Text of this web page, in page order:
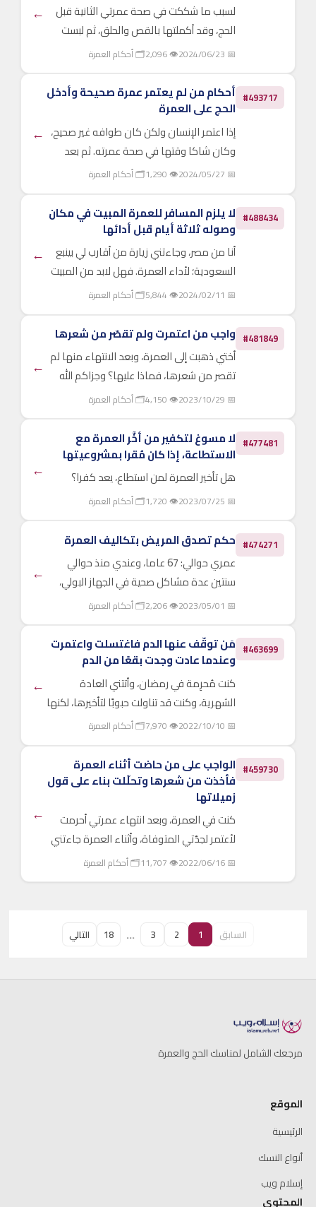
لسبب ما شككت في صحة عمرتي الثانية قبل
الحج، وقد أكملتها بالقص والحلق، ثم لبست
المخيط، ولكني في اليوم التالي لبست الإحرام
من طواف وسعي وحلق، ولم أذهب إلى
التنعيم، وذبحت شاة، فهل علي شي...
📅 2024/06/23
👁 2,096 🗂 أحكام العمرة
←
#493717 أحكام من لم يعتمر عمرة صحيحة وأدخل
الحج على العمرة
إذا اعتمر الإنسان ولكن كان طوافه غير صحيح،
وكان شاكا وقتها في صحة عمرته. ثم بعد
فترة حج وكان حجه صحيحا، وكانت نيته في الحج
صحيحة، وأنه لم يتحلل منها. فهل يكون حجه
باطلا لأنه كا...
📅 2024/05/27
👁 1,290 🗂 أحكام العمرة
←
#488434 لا يلزم المسافر للعمرة المبيت في مكان
وصوله ثلاثة أيام قبل أدائها
أنا من مصر، وجاءتني زيارة من أقارب لي بينبع
السعودية؛ لأداء العمرة. فهل لابد من المبيت
بينبع ثلاثة أيام قبل الذهاب للعمرة؟
📅 2024/02/11
👁 5,844 🗂 أحكام العمرة
←
#481849 واجب من اعتمرت ولم تقصّر من شعرها
أختي ذهبت إلى العمرة، وبعد الانتهاء منها لم
تقصر من شعرها، فماذا عليها؟ وجزاكم الله
خيرا.
📅 2023/10/29
👁 4,150 🗂 أحكام العمرة
←
#477481 لا مسوغ لتكفير من أخَّر العمرة مع
الاستطاعة، إذا كان مُقرا بمشروعيتها
هل تأخير العمرة لمن استطاع، يعد كفرا؟
📅 2023/07/25
👁 1,720 🗂 أحكام العمرة
←
#474271 حكم تصدق المريض بتكاليف العمرة
عمري حوالي: 67 عاما، وعندي منذ حوالي
سنتين عدة مشاكل صحية في الجهاز البولي،
وينتج عن ذلك أنني أذهب إلى الحمام للتبول كل
سلس البول- وذلك بالرغم من أنني آخذ الأدوية
التي يصفها لي الط...
📅 2023/05/01
👁 2,206 🗂 أحكام العمرة
←
#463699 مَن توقّف عنها الدم فاغتسلت واعتمرت
وعندما عادت وجدت بقعًا من الدم
كنت مُحرِمة في رمضان، وأتتني العادة
الشهرية، وكنت قد تناولت حبوبًا لتأخيرها، لكنها
لم تؤخّرها، وبدأت قبل الطواف، فانتظرت ستة
الدم، فاغتسلت، وذهبت لأداء العمرة، وبعد
عودتي م...
📅 2022/10/10
👁 7,970 🗂 أحكام العمرة
←
#459730 الواجب على من حاضت أثناء العمرة
فأخذت من شعرها وتحلّلت بناء على قول
زميلاتها
كنت في العمرة، وبعد انتهاء عمرتي أحرمت
لأعتمر لجدّتي المتوفاة، وأثناء العمرة جاءتني
الدورة الشهرية، فقالت النساء لي: يجب عليك
📅 2022/06/16
👁 11,707 🗂 أحكام العمرة
←
السابق 1
2
3
…
18 التالي
مرجعك الشامل لمناسك الحج والعمرة
الموقع
الرئيسية
أنواع النسك
إسلام ويب
المحتوى